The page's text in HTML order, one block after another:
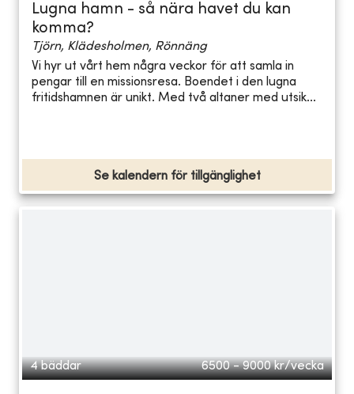
Lugna hamn - så nära havet du kan
komma?
Tjörn, Klädesholmen, Rönnäng
Vi hyr ut vårt hem några veckor för att samla in
pengar till en missionsresa. Boendet i den lugna
fritidshamnen är unikt. Med två altaner med utsik...
Se kalendern för tillgänglighet
4 bäddar 6500 - 9000 kr/vecka